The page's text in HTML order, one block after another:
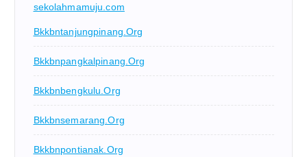
sekolahmamuju.com
Bkkbntanjungpinang.org
Bkkbnpangkalpinang.org
Bkkbnbengkulu.org
Bkkbnsemarang.org
Bkkbnpontianak.org